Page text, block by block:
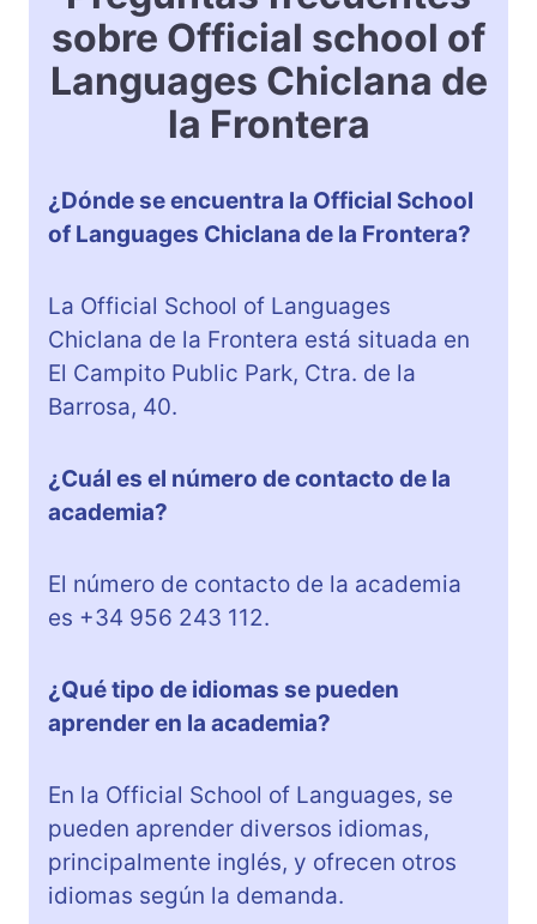
sobre Official school of
Languages Chiclana de
la Frontera
¿Dónde se encuentra la Official School
of Languages Chiclana de la Frontera?
La Official School of Languages
Chiclana de la Frontera está situada en
El Campito Public Park, Ctra. de la
Barrosa, 40.
¿Cuál es el número de contacto de la
academia?
El número de contacto de la academia
es +34 956 243 112.
¿Qué tipo de idiomas se pueden
aprender en la academia?
En la Official School of Languages, se
pueden aprender diversos idiomas,
principalmente inglés, y ofrecen otros
idiomas según la demanda.